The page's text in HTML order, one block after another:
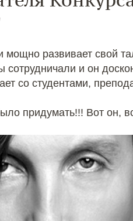
развивает свой
и он
со студентами,
придумать!!! Вот он,